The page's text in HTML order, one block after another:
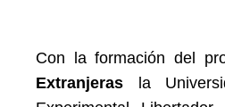
Con la formación del
Extranjeras
la